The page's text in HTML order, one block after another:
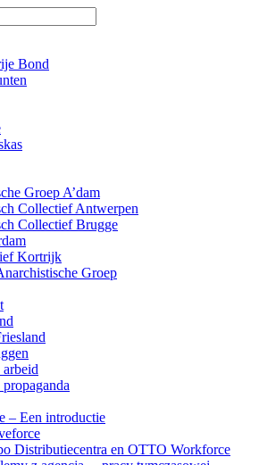
Bond
Groep A’dam
Collectief Antwerpen
Collectief Brugge
Kortrijk
Groep
– Een introductie
Distributiecentra en OTTO Workforce